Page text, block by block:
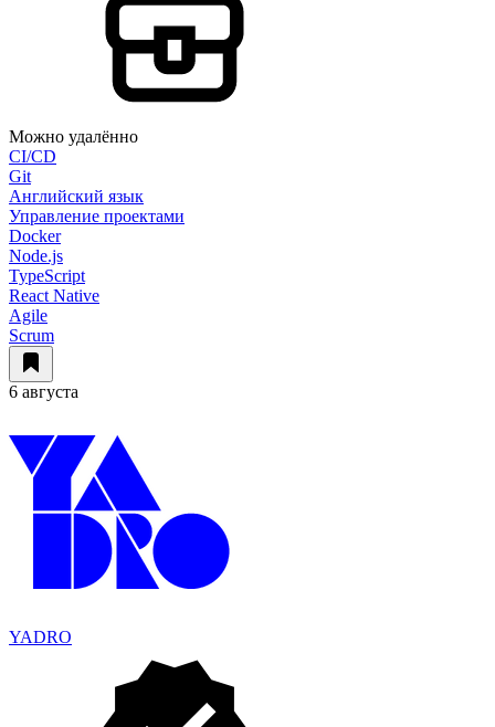
Можно удалённо
CI/CD
Git
Английский язык
Управление проектами
Docker
Node.js
TypeScript
React Native
Agile
Scrum
6 августа
YADRO